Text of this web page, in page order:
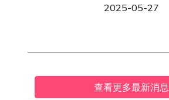
2025-05-27
查看更多最新消息